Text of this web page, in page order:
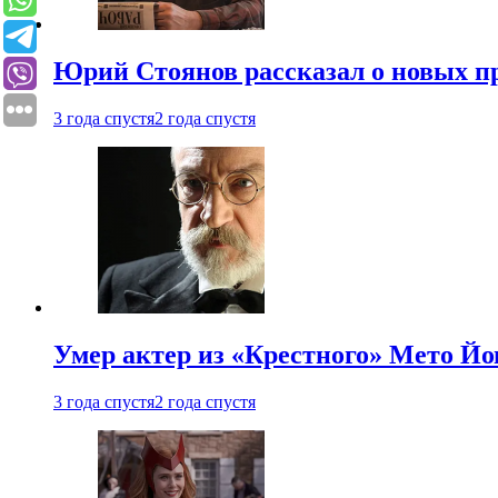
Юрий Стоянов рассказал о новых
3 года спустя2 года спустя
Умер актер из «Крестного» Мето
3 года спустя2 года спустя